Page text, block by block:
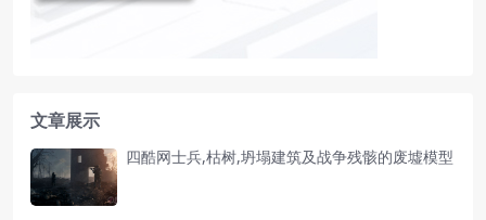
文章展示
四酷网士兵,枯树,坍塌建筑及战争残骸的废墟模型